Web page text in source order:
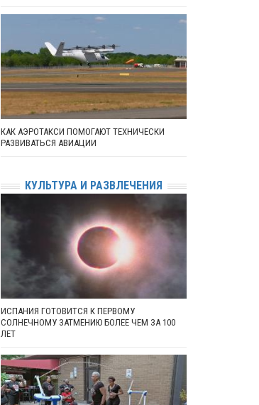
КАК АЭРОТАКСИ ПОМОГАЮТ ТЕХНИЧЕСКИ
РАЗВИВАТЬСЯ АВИАЦИИ
КУЛЬТУРА И РАЗВЛЕЧЕНИЯ
ИСПАНИЯ ГОТОВИТСЯ К ПЕРВОМУ
СОЛНЕЧНОМУ ЗАТМЕНИЮ БОЛЕЕ ЧЕМ ЗА 100
ЛЕТ